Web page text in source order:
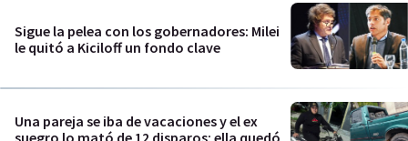
Sigue la pelea con los gobernadores: Milei
le quitó a Kiciloff un fondo clave
Una pareja se iba de vacaciones y el ex